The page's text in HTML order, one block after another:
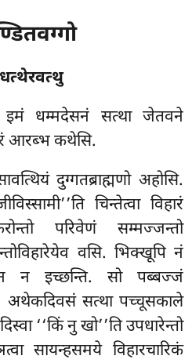
इमं धम्मदेसनं सत्था जेतवने
आरब्भ कथेसि.
दुग्गतब्राह्मणो अहोसि.
चिन्तेत्वा विहारं
परिवेणं सम्मज्जन्तो
वसि. भिक्खूपि नं
न इच्छन्ति. सो पब्बज्जं
अथेकदिवसं सत्था पच्चूसकाले
‘‘किं नु खो’’ति उपधारेन्तो
सायन्हसमये विहारचारिकं